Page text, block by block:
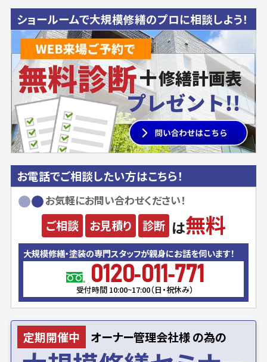
ショールームで大規模修繕のプロに相談しよう！
お電話でご相談したい方はこちら！
お気軽にお問い合わせください！
ご相談 お見積り 診断 は無料
大規模修繕・塗装の専門スタッフが親身にお話を伺います！
0120-011-771
受付時間 10:00~17:00（日・祝休み）
定期開催中 オーナー管理会社様の為の